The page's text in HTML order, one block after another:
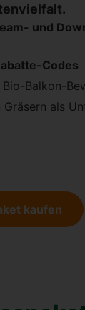
und
Codes
Bal­kon-
als
kau­fen